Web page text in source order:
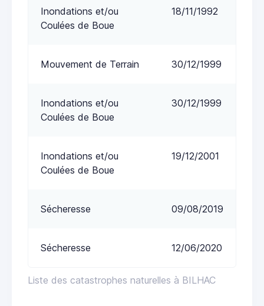
Liste des catastrophes naturelles à BILHAC
Inondations et/ou
Coulées de Boue
18/11/1992
Mouvement de Terrain 30/12/1999
Inondations et/ou
Coulées de Boue
30/12/1999
Inondations et/ou
Coulées de Boue
19/12/2001
Sécheresse 09/08/2019
Sécheresse 12/06/2020